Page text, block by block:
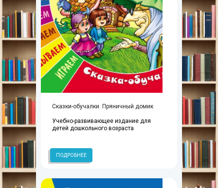
Сказки-обучалки. Пряничный домик
Учебно-развивающее издание для
детей дошкольного возраста
ПОДРОБНЕЕ